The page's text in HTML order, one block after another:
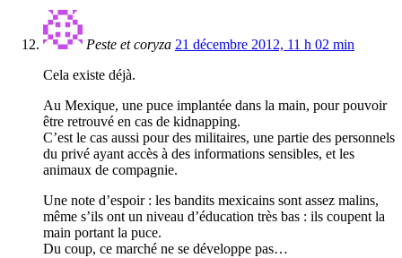
Peste et coryza 21 décembre 2012, 11 h 02 min
Cela existe déjà.
Au Mexique, une puce implantée dans la main, pour pouvoir
être retrouvé en cas de kidnapping.
C’est le cas aussi pour des militaires, une partie des personnels
du privé ayant accès à des informations sensibles, et les
animaux de compagnie.
Une note d’espoir : les bandits mexicains sont assez malins,
même s’ils ont un niveau d’éducation très bas : ils coupent la
main portant la puce.
Du coup, ce marché ne se développe pas…